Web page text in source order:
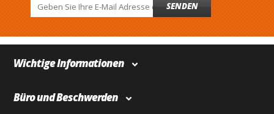
SENDEN
Wichtige Informationen
Büro und Beschwerden